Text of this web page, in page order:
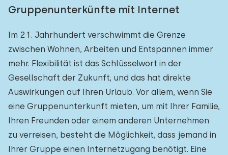
Gruppenunterkünfte mit Internet
Im 21. Jahrhundert verschwimmt die Grenze
zwischen Wohnen, Arbeiten und Entspannen immer
mehr. Flexibilität ist das Schlüsselwort in der
Gesellschaft der Zukunft, und das hat direkte
Auswirkungen auf Ihren Urlaub. Vor allem, wenn Sie
eine Gruppenunterkunft mieten, um mit Ihrer Familie,
Ihren Freunden oder einem anderen Unternehmen
zu verreisen, besteht die Möglichkeit, dass jemand in
Ihrer Gruppe einen Internetzugang benötigt. Eine